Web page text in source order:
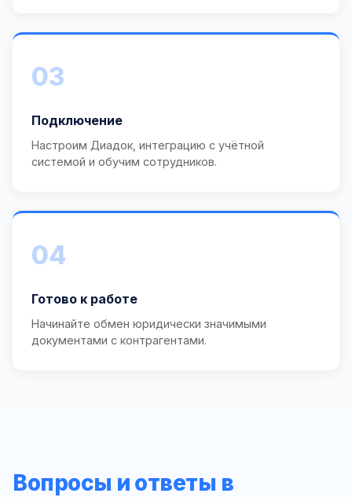
03
Подключение
Настроим Диадок, интеграцию с учётной
системой и обучим сотрудников.
04
Готово к работе
Начинайте обмен юридически значимыми
документами с контрагентами.
Вопросы и ответы в